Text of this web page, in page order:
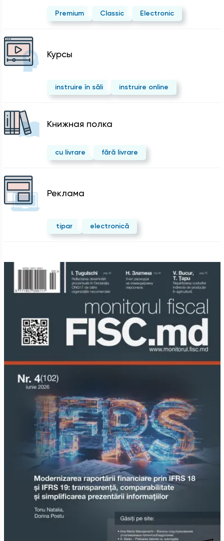
Premium Classic Electronic
Курсы
instruire în săli instruire online
Kнижная полка
cu livrare fără livrare
Реклама
tipar electronică